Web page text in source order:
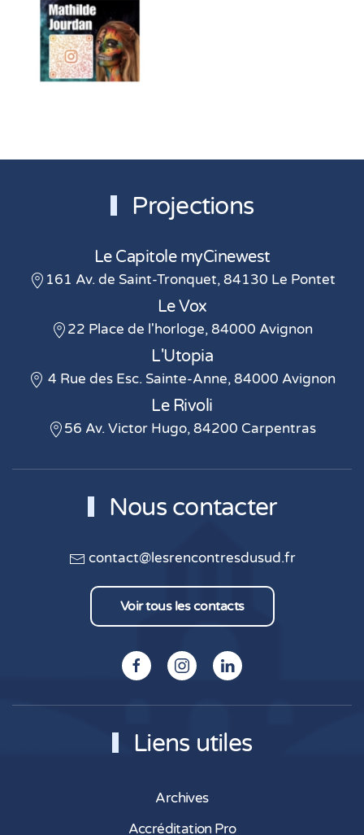
Projections
Le Capitole myCinewest
161 Av. de Saint-Tronquet, 84130 Le Pontet
Le Vox
22 Place de l'horloge, 84000 Avignon
L'Utopia
4 Rue des Esc. Sainte-Anne, 84000 Avignon
Le Rivoli
56 Av. Victor Hugo, 84200 Carpentras
Nous contacter
contact@lesrencontresdusud.fr
Voir tous les contacts
Liens utiles
Archives
Accréditation Pro